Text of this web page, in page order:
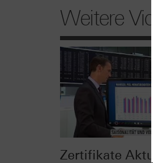
Weitere
Zertifikate